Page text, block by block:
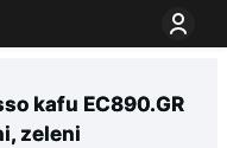
kafu EC890.GR
zeleni